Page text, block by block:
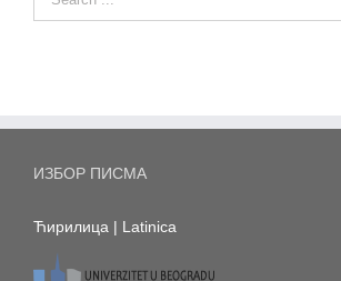
ИЗБОР ПИСМА
Ћирилица | Latinica